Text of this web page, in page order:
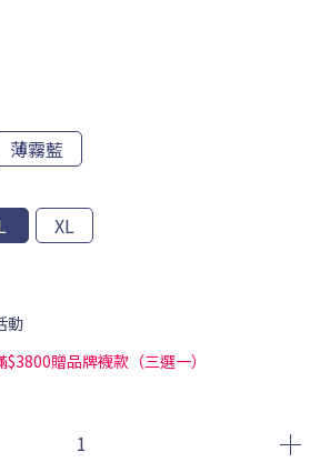
薄霧藍
XL
動
贈品牌襪款（三選一）